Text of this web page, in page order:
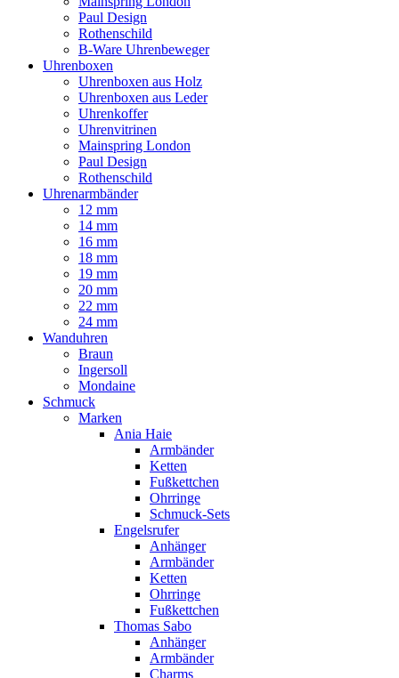
Paul Design
Rothenschild
B-Ware Uhrenbeweger
Uhrenboxen
Uhrenboxen aus Holz
Uhrenboxen aus Leder
Uhrenkoffer
Uhrenvitrinen
Mainspring London
Paul Design
Rothenschild
Uhrenarmbänder
12 mm
14 mm
16 mm
18 mm
19 mm
20 mm
22 mm
24 mm
Wanduhren
Braun
Ingersoll
Mondaine
Schmuck
Marken
Ania Haie
Armbänder
Ketten
Fußkettchen
Ohrringe
Schmuck-Sets
Engelsrufer
Anhänger
Armbänder
Ketten
Ohrringe
Fußkettchen
Thomas Sabo
Anhänger
Armbänder
Charms